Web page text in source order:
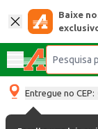
Baixe
Entregue no CEP: